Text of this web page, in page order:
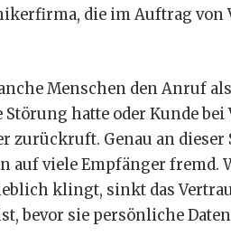
die im Auftrag von
Menschen den Anruf
hatte oder Kunde bei
zurückruft. Genau an dieser
auf viele Empfänger fremd.
klingt, sinkt das
bevor sie persönliche